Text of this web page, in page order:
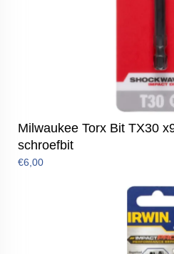
Milwaukee Torx Bit TX30
schroefbit
€6,00